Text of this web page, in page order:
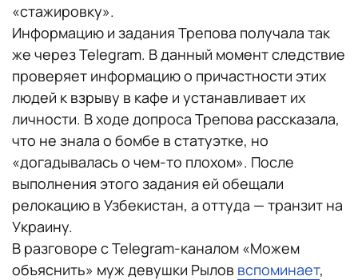
«стажировку».
Информацию и задания Трепова получала так
же через Telegram. В данный момент следствие
проверяет информацию о причастности этих
людей к взрыву в кафе и устанавливает их
личности. В ходе допроса Трепова рассказала,
что не знала о бомбе в статуэтке, но
«догадывалась о чем-то плохом». После
выполнения этого задания ей обещали
релокацию в Узбекистан, а оттуда — транзит на
Украину.
В разговоре с Telegram-каналом «Можем
объяснить» муж девушки Рылов вспоминает,